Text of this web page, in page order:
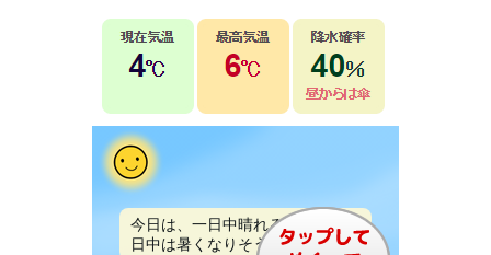
今日は、一日中晴れるでしょう。
日中は暑くなりそうです。